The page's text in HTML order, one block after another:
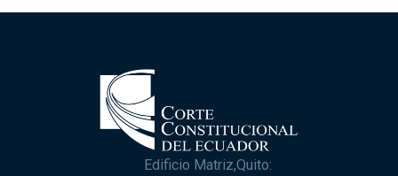
Edificio Matriz,Quito: